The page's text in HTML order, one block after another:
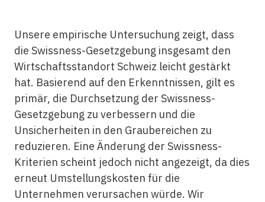
Unsere empirische Untersuchung zeigt, dass
die Swissness-Gesetzgebung insgesamt den
Wirtschaftsstandort Schweiz leicht gestärkt
hat. Basierend auf den Erkenntnissen, gilt es
primär, die Durchsetzung der Swissness-
Gesetzgebung zu verbessern und die
Unsicherheiten in den Graubereichen zu
reduzieren. Eine Änderung der Swissness-
Kriterien scheint jedoch nicht angezeigt, da dies
erneut Umstellungskosten für die
Unternehmen verursachen würde. Wir